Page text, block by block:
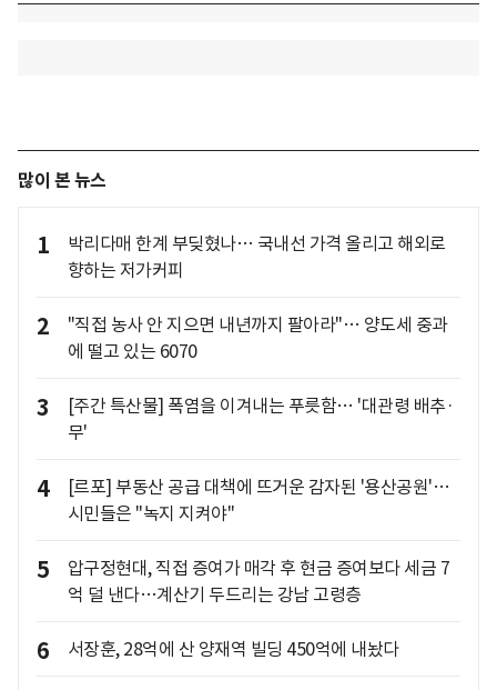
많이 본 뉴스
1
박리다매 한계 부딪혔나… 국내선 가격 올리고 해외로
향하는 저가커피
2
"직접 농사 안 지으면 내년까지 팔아라"… 양도세 중과
에 떨고 있는 6070
3
[주간 특산물] 폭염을 이겨내는 푸릇함… '대관령 배추·
무'
4
[르포] 부동산 공급 대책에 뜨거운 감자된 '용산공원'…
시민들은 "녹지 지켜야"
5
압구정현대, 직접 증여가 매각 후 현금 증여보다 세금 7
억 덜 낸다…계산기 두드리는 강남 고령층
6 서장훈, 28억에 산 양재역 빌딩 450억에 내놨다